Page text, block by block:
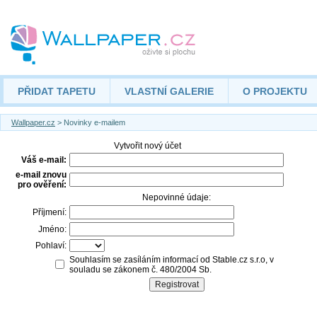
PŘIDAT TAPETU VLASTNÍ GALERIE O PROJEKTU
Wallpaper.cz > Novinky e-mailem